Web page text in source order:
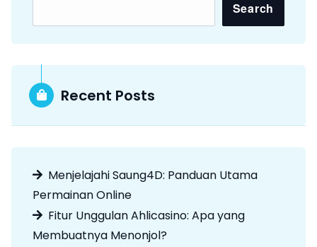
Search
Recent Posts
Menjelajahi Saung4D: Panduan Utama
Permainan Online
Fitur Unggulan Ahlicasino: Apa yang
Membuatnya Menonjol?